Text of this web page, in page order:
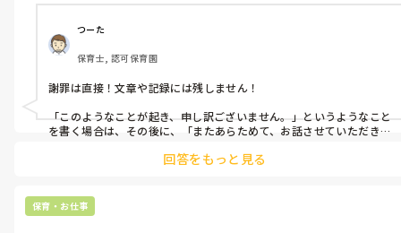
（ほんと顔面蒼白レベルに謝ってました）
どの保護者も優しく大丈夫ですよと言っていただきました。
それは真摯に謝り真面目に対応してきたからだと思っています。
現在母になった今、あの時の保護者のようにミスしても寛大に流
そうとしました。
が、
散歩車に落ちていた
■洗濯の入れ間違え3回
つーた
保育士, 認可保育園
謝罪は直接！文章や記録には残しません！
「このようなことが起き、申し訳ございません。」というようなこと
を書く場合は、その後に、「またあらためて、お話させていただきま
ですが、やはり謝罪は保護者の方と対面して直接ですね。
顔面蒼白…分かります。
僕も何度か謝罪の場面を経験してきましたが、その都度もう気が気
回答をもっと見る
保育・お仕事